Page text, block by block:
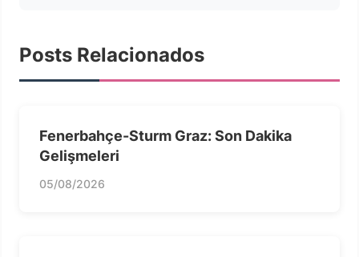
Posts Relacionados
Fenerbahçe-Sturm Graz: Son Dakika
Gelişmeleri
05/08/2026